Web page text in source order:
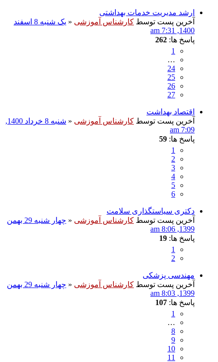
ارشد مدیریت خدمات بهداشتی
آخرین پست توسط کارشناس آموزشی «
یک شنبه 8 اسفند
1400, 7:31 am
پاسخ ها: 262
1
…
24
25
26
27
اقتصاد بهداشت
آخرین پست توسط کارشناس آموزشی «
شنبه 8 خرداد 1400,
7:09 am
پاسخ ها: 59
1
2
3
4
5
6
دکتری سیاستگذاری سلامت
آخرین پست توسط کارشناس آموزشی «
چهار شنبه 29 بهمن
1399, 8:06 am
پاسخ ها: 19
1
2
مهندسی پزشکی
آخرین پست توسط کارشناس آموزشی «
چهار شنبه 29 بهمن
1399, 8:03 am
پاسخ ها: 107
1
…
8
9
10
11